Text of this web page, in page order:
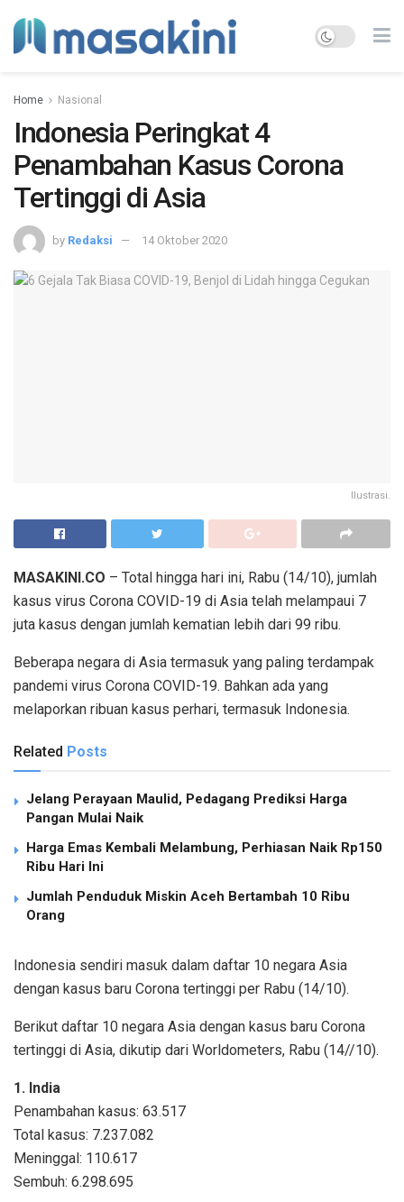
Home Nasional
Indonesia Peringkat 4
Penambahan Kasus Corona
Tertinggi di Asia
by Redaksi 14 Oktober 2020
Ilustrasi.
MASAKINI.CO – Total hingga hari ini, Rabu (14/10), jumlah
kasus virus Corona COVID-19 di Asia telah melampaui 7
juta kasus dengan jumlah kematian lebih dari 99 ribu.
Beberapa negara di Asia termasuk yang paling terdampak
pandemi virus Corona COVID-19. Bahkan ada yang
melaporkan ribuan kasus perhari, termasuk Indonesia.
Related Posts
Jelang Perayaan Maulid, Pedagang Prediksi Harga
Pangan Mulai Naik
Harga Emas Kembali Melambung, Perhiasan Naik Rp150
Ribu Hari Ini
Jumlah Penduduk Miskin Aceh Bertambah 10 Ribu
Orang
Indonesia sendiri masuk dalam daftar 10 negara Asia
dengan kasus baru Corona tertinggi per Rabu (14/10).
Berikut daftar 10 negara Asia dengan kasus baru Corona
tertinggi di Asia, dikutip dari Worldometers, Rabu (14//10).
1. India
Penambahan kasus: 63.517
Total kasus: 7.237.082
Meninggal: 110.617
Sembuh: 6.298.695